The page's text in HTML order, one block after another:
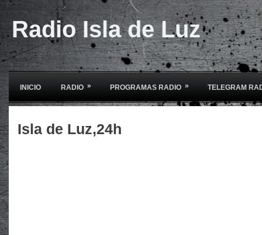
Radio Isla de Luz
INICIO RADIO » PROGRAMAS RADIO » TELEGRAM
Isla de Luz,24h